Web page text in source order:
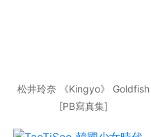
松井玲奈 《Kingyo》 Goldfish
[PB寫真集]